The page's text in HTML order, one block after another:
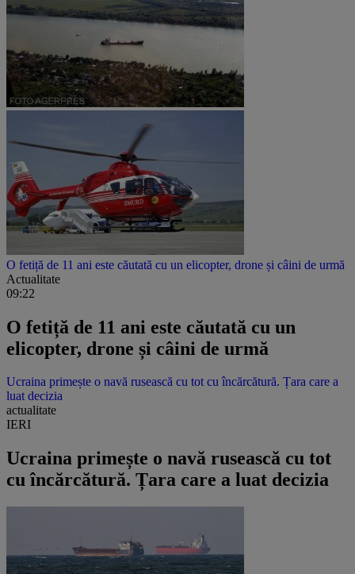
O fetiță de 11 ani este căutată cu un elicopter, drone și câini de urmă
Actualitate
09:22
O fetiță de 11 ani este căutată cu un
elicopter, drone și câini de urmă
Ucraina primește o navă rusească cu tot cu încărcătură. Țara care a
luat decizia
actualitate
IERI
Ucraina primește o navă rusească cu tot
cu încărcătură. Țara care a luat decizia